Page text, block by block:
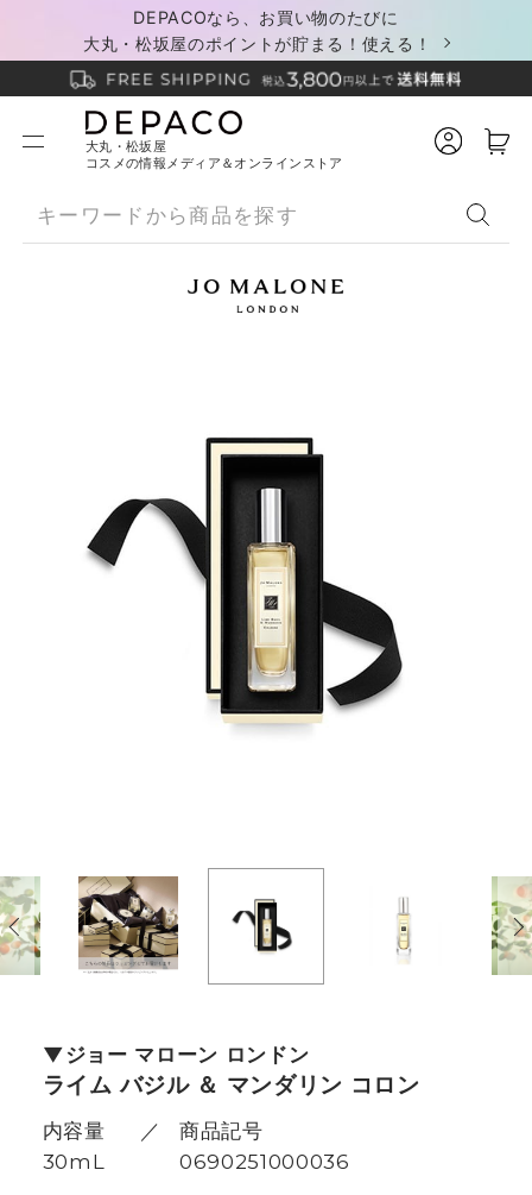
DEPACOなら、お買い物のたびに
大丸・松坂屋のポイントが貯まる！使える！
大丸・松坂屋
コスメの情報メディア＆オンラインストア
ジョー マローン ロンドン
ライム バジル ＆ マンダリン コロン
内容量
30mL
商品記号
0690251000036